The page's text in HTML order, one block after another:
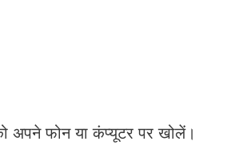
अपने फोन या कंप्यूटर पर खोलें।